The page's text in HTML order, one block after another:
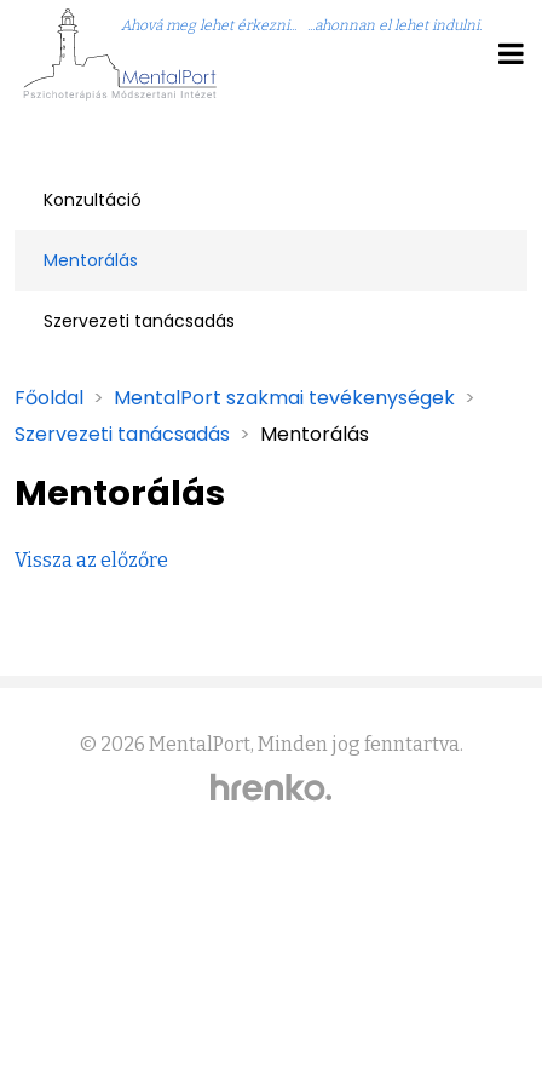
Ahová meg lehet érkezni... ...ahonnan el lehet indulni.
Konzultáció
Mentorálás
Szervezeti tanácsadás
Főoldal > MentalPort szakmai tevékenységek >
Szervezeti tanácsadás > Mentorálás
Mentorálás
Vissza az előzőre
© 2026 MentalPort, Minden jog fenntartva.